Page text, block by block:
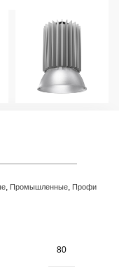
, Промышленные, Профи
80